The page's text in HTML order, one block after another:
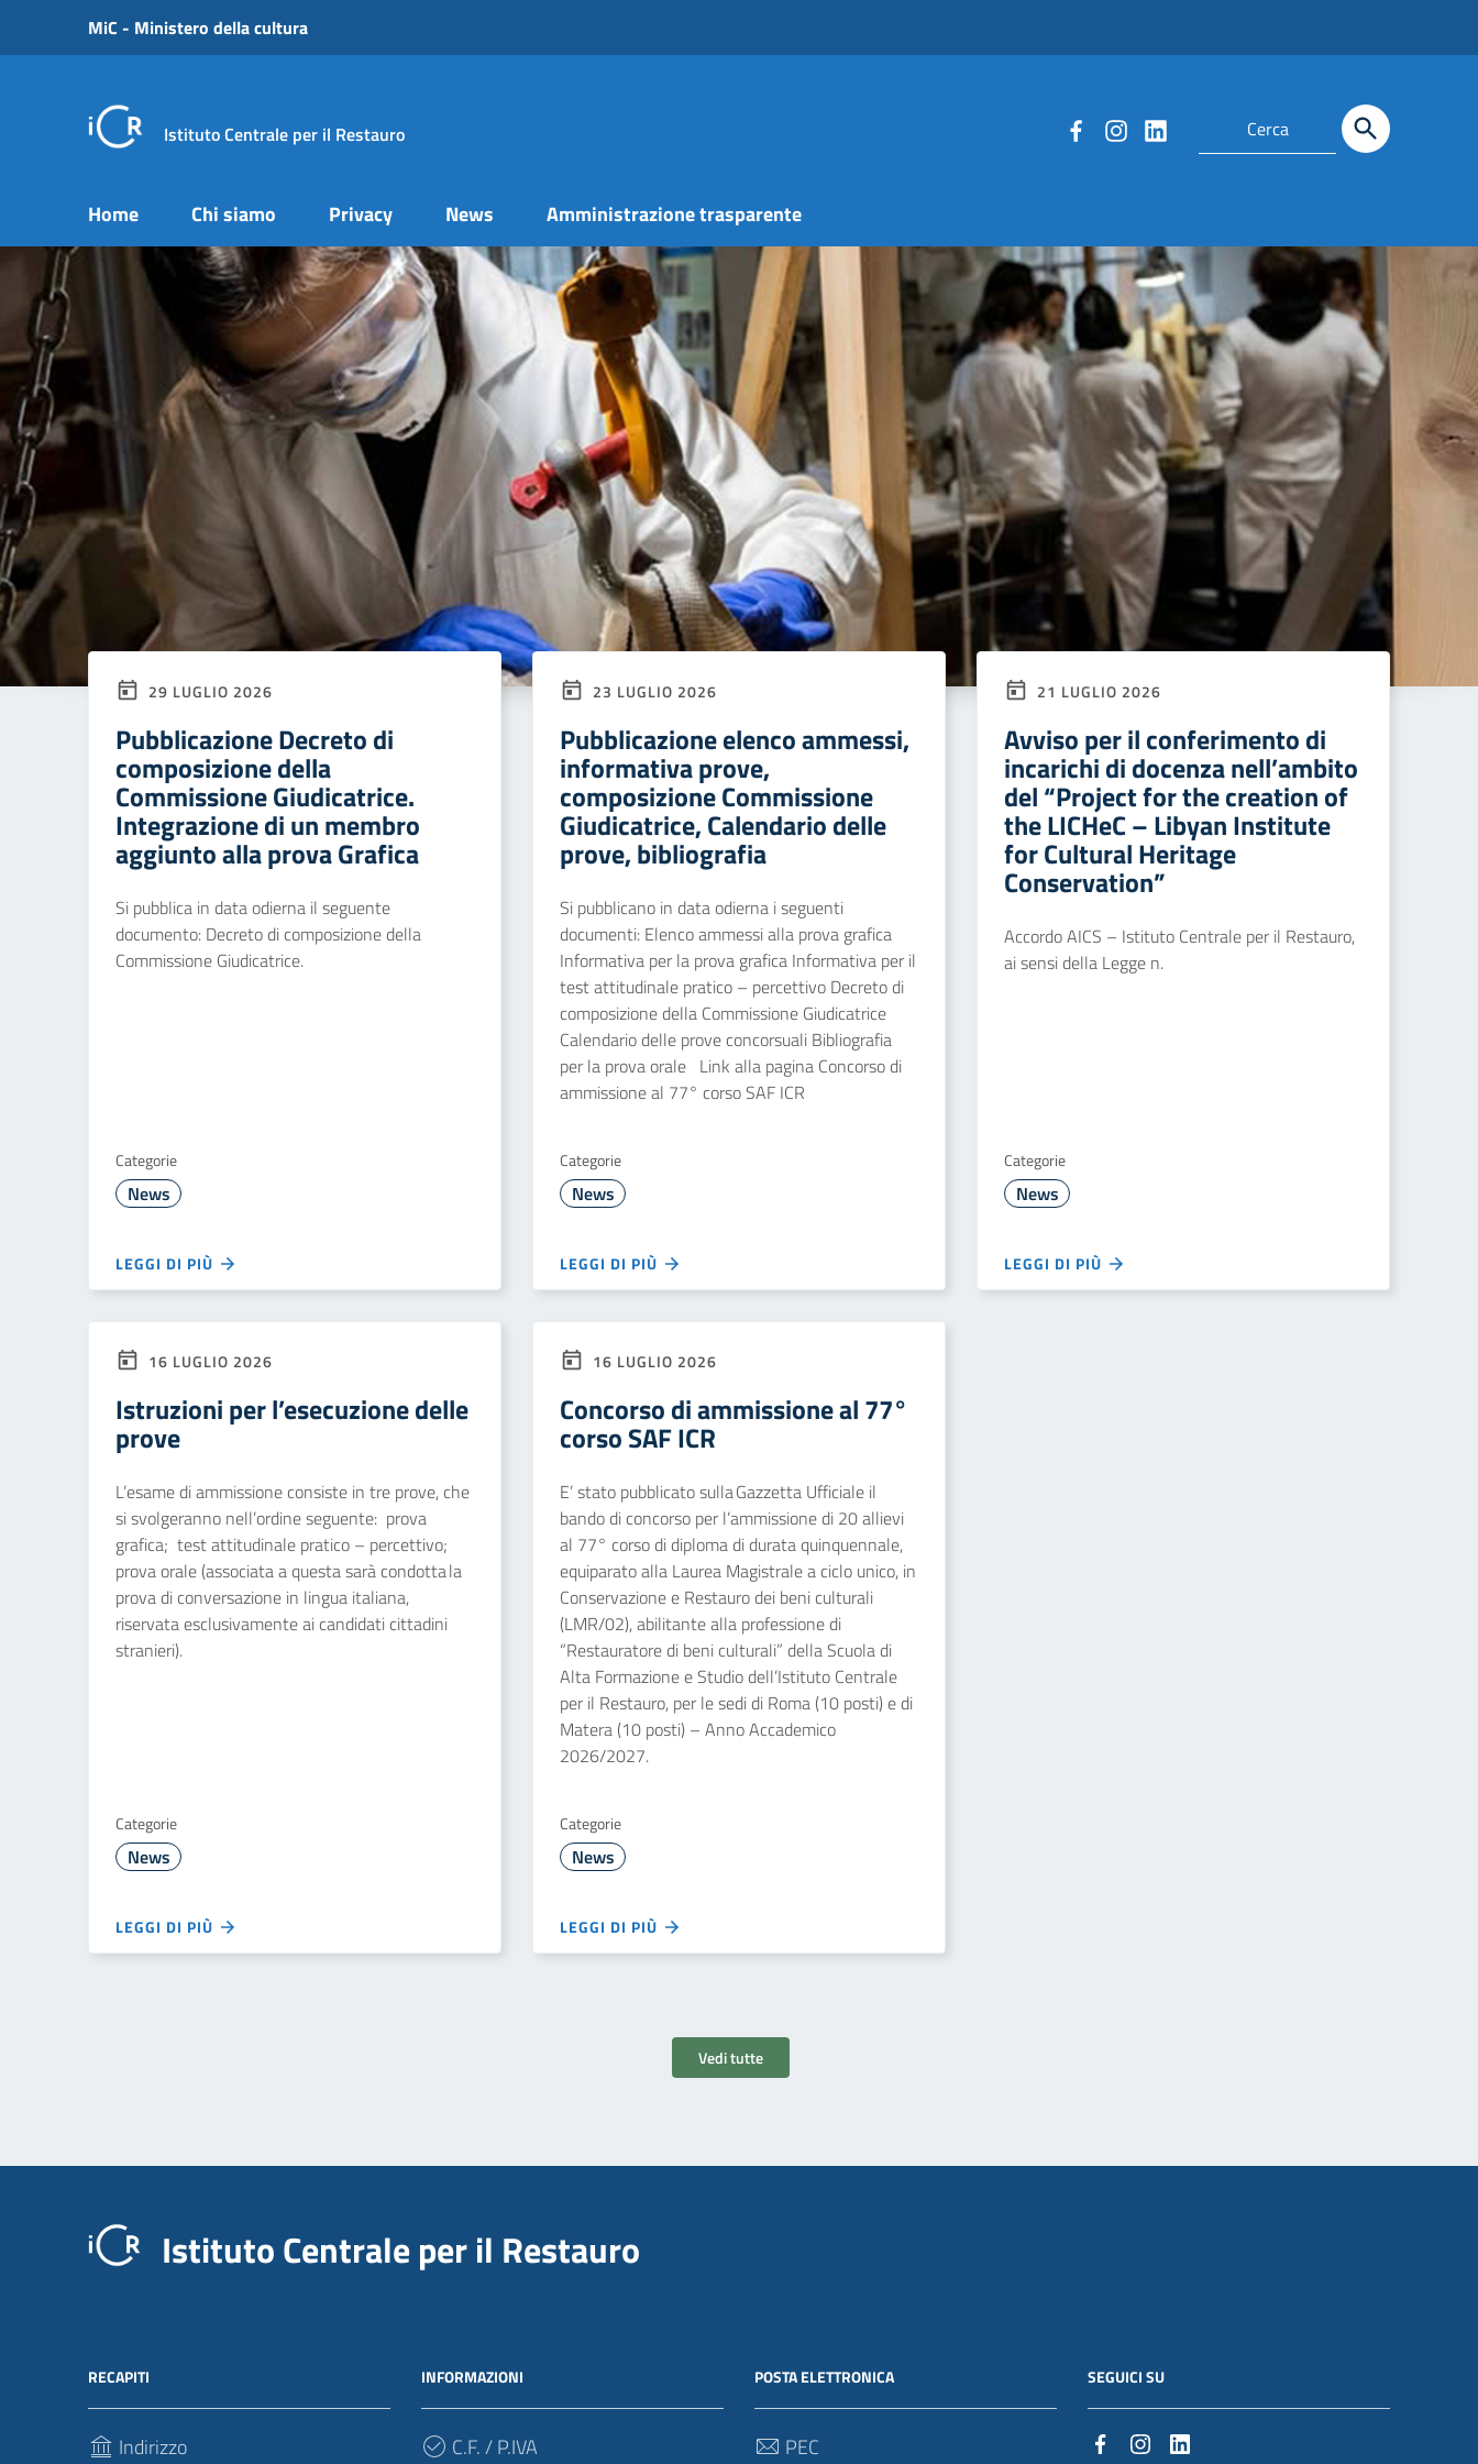
Vai ai contenuti
Vai al menu di navigazione
MiC - Ministero della cultura
Istituto Centrale per il Restauro
Home Chi siamo Privacy News Amministrazione trasparente
29 LUGLIO 2026
Pubblicazione Decreto di
composizione della
Commissione Giudicatrice.
Integrazione di un membro
aggiunto alla prova Grafica
Si pubblica in data odierna il seguente
documento: Decreto di composizione della
Commissione Giudicatrice.
Categorie
News
LEGGI DI PIÙ
23 LUGLIO 2026
Pubblicazione elenco ammessi,
informativa prove,
composizione Commissione
Giudicatrice, Calendario delle
prove, bibliografia
Si pubblicano in data odierna i seguenti
documenti: Elenco ammessi alla prova grafica
Informativa per la prova grafica Informativa per il
test attitudinale pratico – percettivo Decreto di
composizione della Commissione Giudicatrice
Calendario delle prove concorsuali Bibliografia
per la prova orale Link alla pagina Concorso di
ammissione al 77° corso SAF ICR
Categorie
News
LEGGI DI PIÙ
21 LUGLIO 2026
Avviso per il conferimento di
incarichi di docenza nell’ambito
del “Project for the creation of
the LICHeC – Libyan Institute
for Cultural Heritage
Conservation”
Accordo AICS – Istituto Centrale per il Restauro,
ai sensi della Legge n.
Categorie
News
LEGGI DI PIÙ
16 LUGLIO 2026
Istruzioni per l’esecuzione delle
prove
L’esame di ammissione consiste in tre prove, che
si svolgeranno nell’ordine seguente: prova
grafica; test attitudinale pratico – percettivo;
prova orale (associata a questa sarà condotta la
prova di conversazione in lingua italiana,
riservata esclusivamente ai candidati cittadini
stranieri).
Categorie
News
LEGGI DI PIÙ
16 LUGLIO 2026
Concorso di ammissione al 77°
corso SAF ICR
E’ stato pubblicato sulla Gazzetta Ufficiale il
bando di concorso per l’ammissione di 20 allievi
al 77° corso di diploma di durata quinquennale,
equiparato alla Laurea Magistrale a ciclo unico, in
Conservazione e Restauro dei beni culturali
(LMR/02), abilitante alla professione di
“Restauratore di beni culturali” della Scuola di
Alta Formazione e Studio dell’Istituto Centrale
per il Restauro, per le sedi di Roma (10 posti) e di
Matera (10 posti) – Anno Accademico
2026/2027.
Categorie
News
LEGGI DI PIÙ
Vedi tutte
Istituto Centrale per il Restauro
RECAPITI
Indirizzo
INFORMAZIONI
C.F. / P.IVA
POSTA ELETTRONICA
PEC
SEGUICI SU